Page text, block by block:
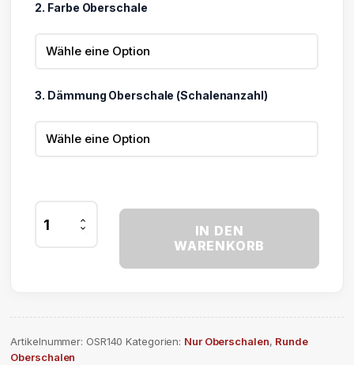
2. Farbe Oberschale
3. Dämmung Oberschale (Schalenanzahl)
Oberschale
IN DEN
WARENKORB
Artikelnummer: OSR140 Kategorien: Nur Oberschalen, Runde
Oberschalen